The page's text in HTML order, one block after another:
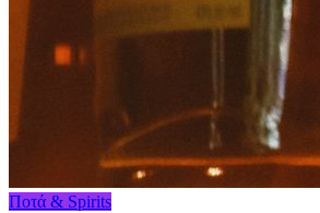
Ποτά & Spirits